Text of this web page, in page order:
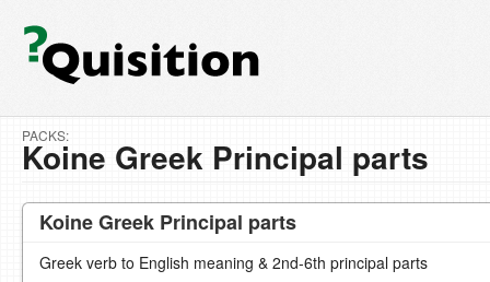
PACKS:
Koine Greek Principal parts
Koine Greek Principal parts
Greek verb to English meaning & 2nd-6th principal parts